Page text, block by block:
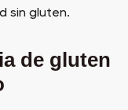
sin gluten.
de gluten